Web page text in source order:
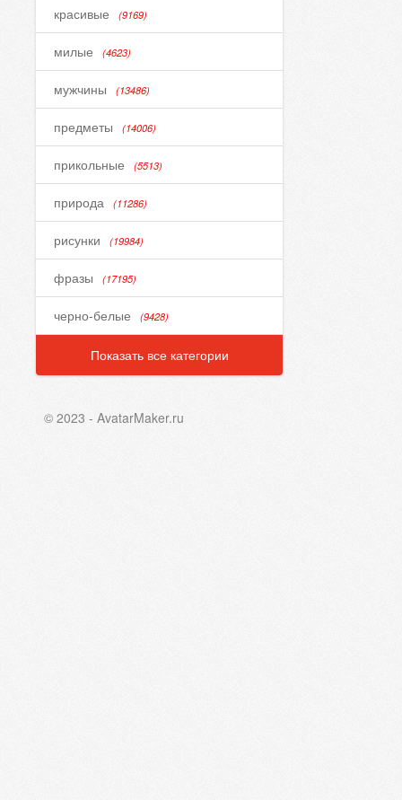
красивые (9169)
милые (4623)
мужчины (13486)
предметы (14006)
прикольные (5513)
природа (11286)
рисунки (19984)
фразы (17195)
черно-белые (9428)
Показать все категории
© 2023 - AvatarMaker.ru